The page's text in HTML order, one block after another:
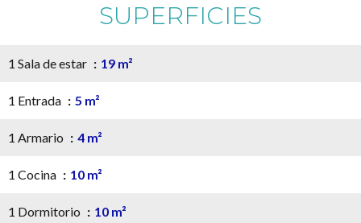
SUPERFICIES
1 Sala de estar 19 m²
1 Entrada 5 m²
1 Armario 4 m²
1 Cocina 10 m²
1 Dormitorio 10 m²